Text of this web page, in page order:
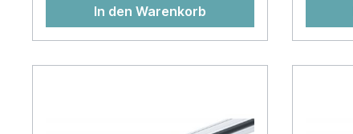
In den Warenkorb